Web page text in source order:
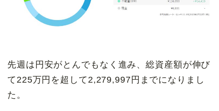
先週は円安がとんでもなく進み、総資産額が伸び
て225万円を超して2,279,997円までになりまし
た。